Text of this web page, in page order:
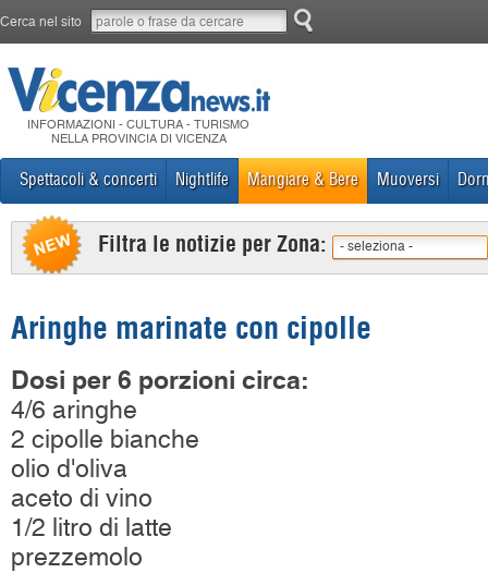
Cerca nel sito
INFORMAZIONI - CULTURA - TURISMO
NELLA PROVINCIA DI VICENZA
Spettacoli & concerti Nightlife Mangiare & Bere Muoversi
Filtra le notizie per Zona: - seleziona -
Aringhe marinate con cipolle
Dosi per 6 porzioni circa:
4/6 aringhe
2 cipolle bianche
olio d'oliva
aceto di vino
1/2 litro di latte
prezzemolo